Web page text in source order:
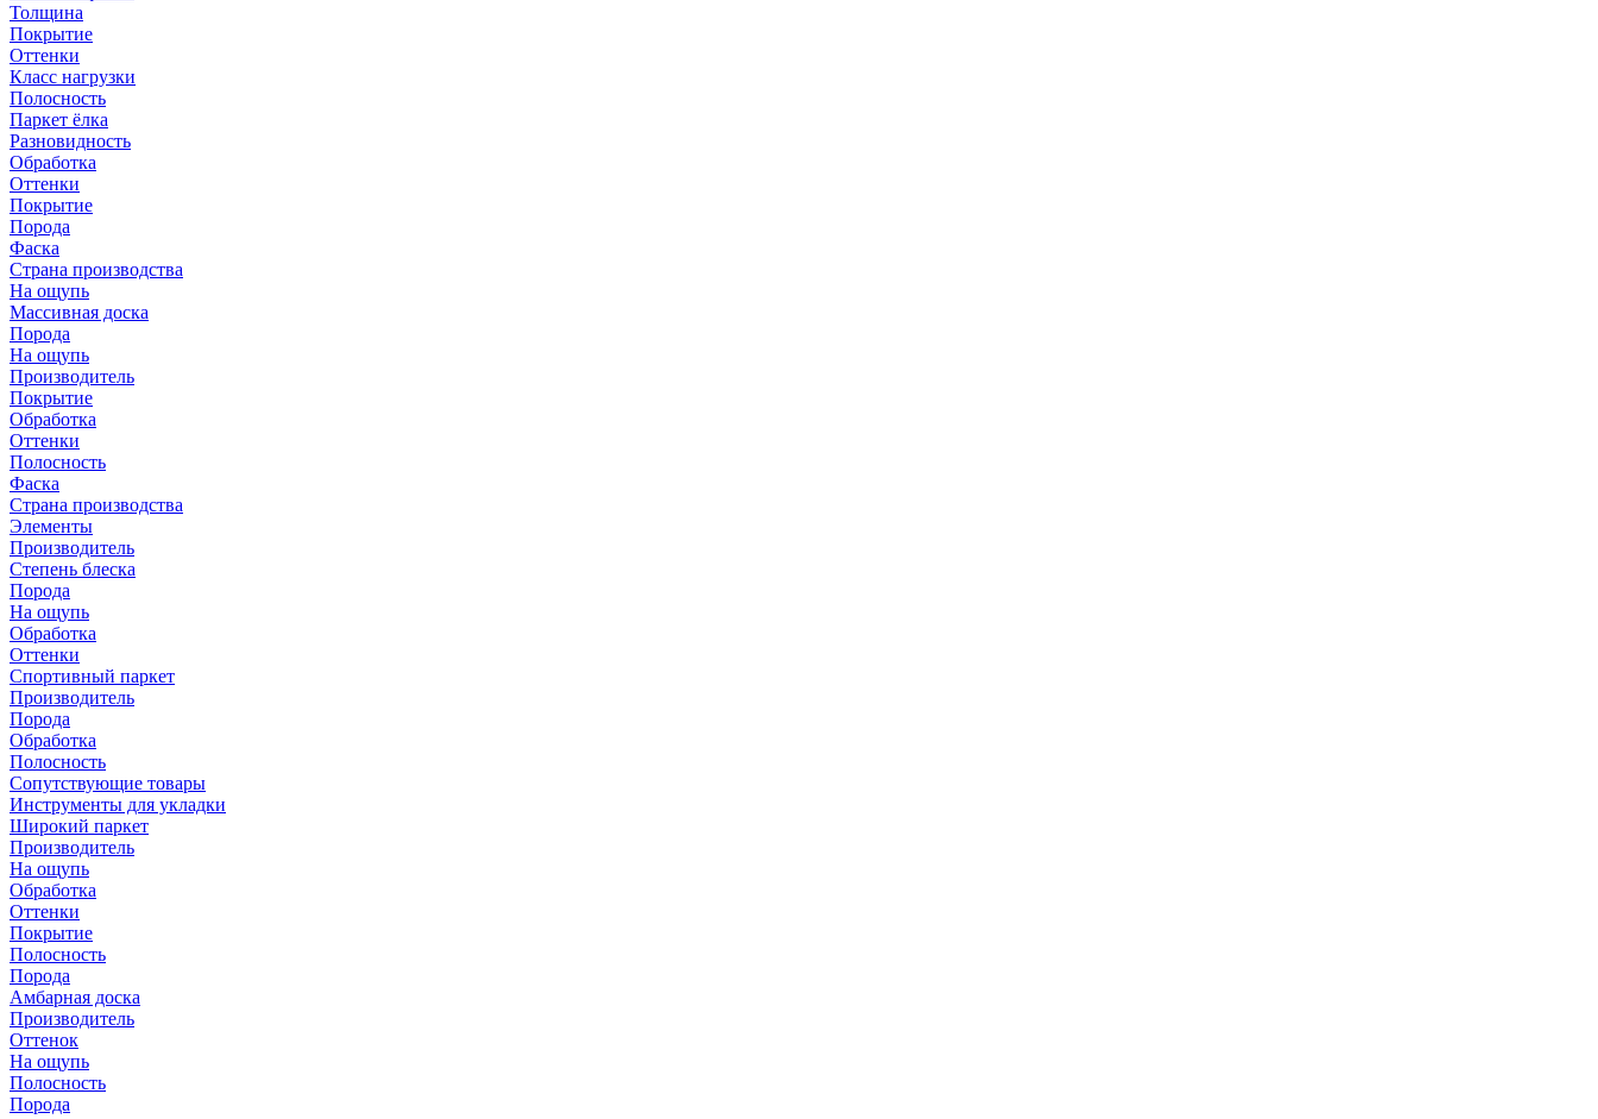
Толщина
Покрытие
Оттенки
Класс нагрузки
Полосность
Паркет ёлка
Разновидность
Обработка
Оттенки
Покрытие
Порода
Фаска
Страна производства
На ощупь
Массивная доска
Порода
На ощупь
Производитель
Покрытие
Обработка
Оттенки
Полосность
Фаска
Страна производства
Элементы
Производитель
Степень блеска
Порода
На ощупь
Обработка
Оттенки
Спортивный паркет
Производитель
Порода
Обработка
Полосность
Сопутствующие товары
Инструменты для укладки
Широкий паркет
Производитель
На ощупь
Обработка
Оттенки
Покрытие
Полосность
Порода
Амбарная доска
Производитель
Оттенок
На ощупь
Полосность
Порода